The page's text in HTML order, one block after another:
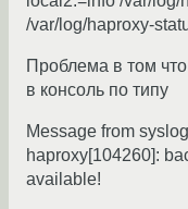
/var/log/haproxy-
Проблема в том что
в консоль по типу
Message from
haproxy[104260]:
available!